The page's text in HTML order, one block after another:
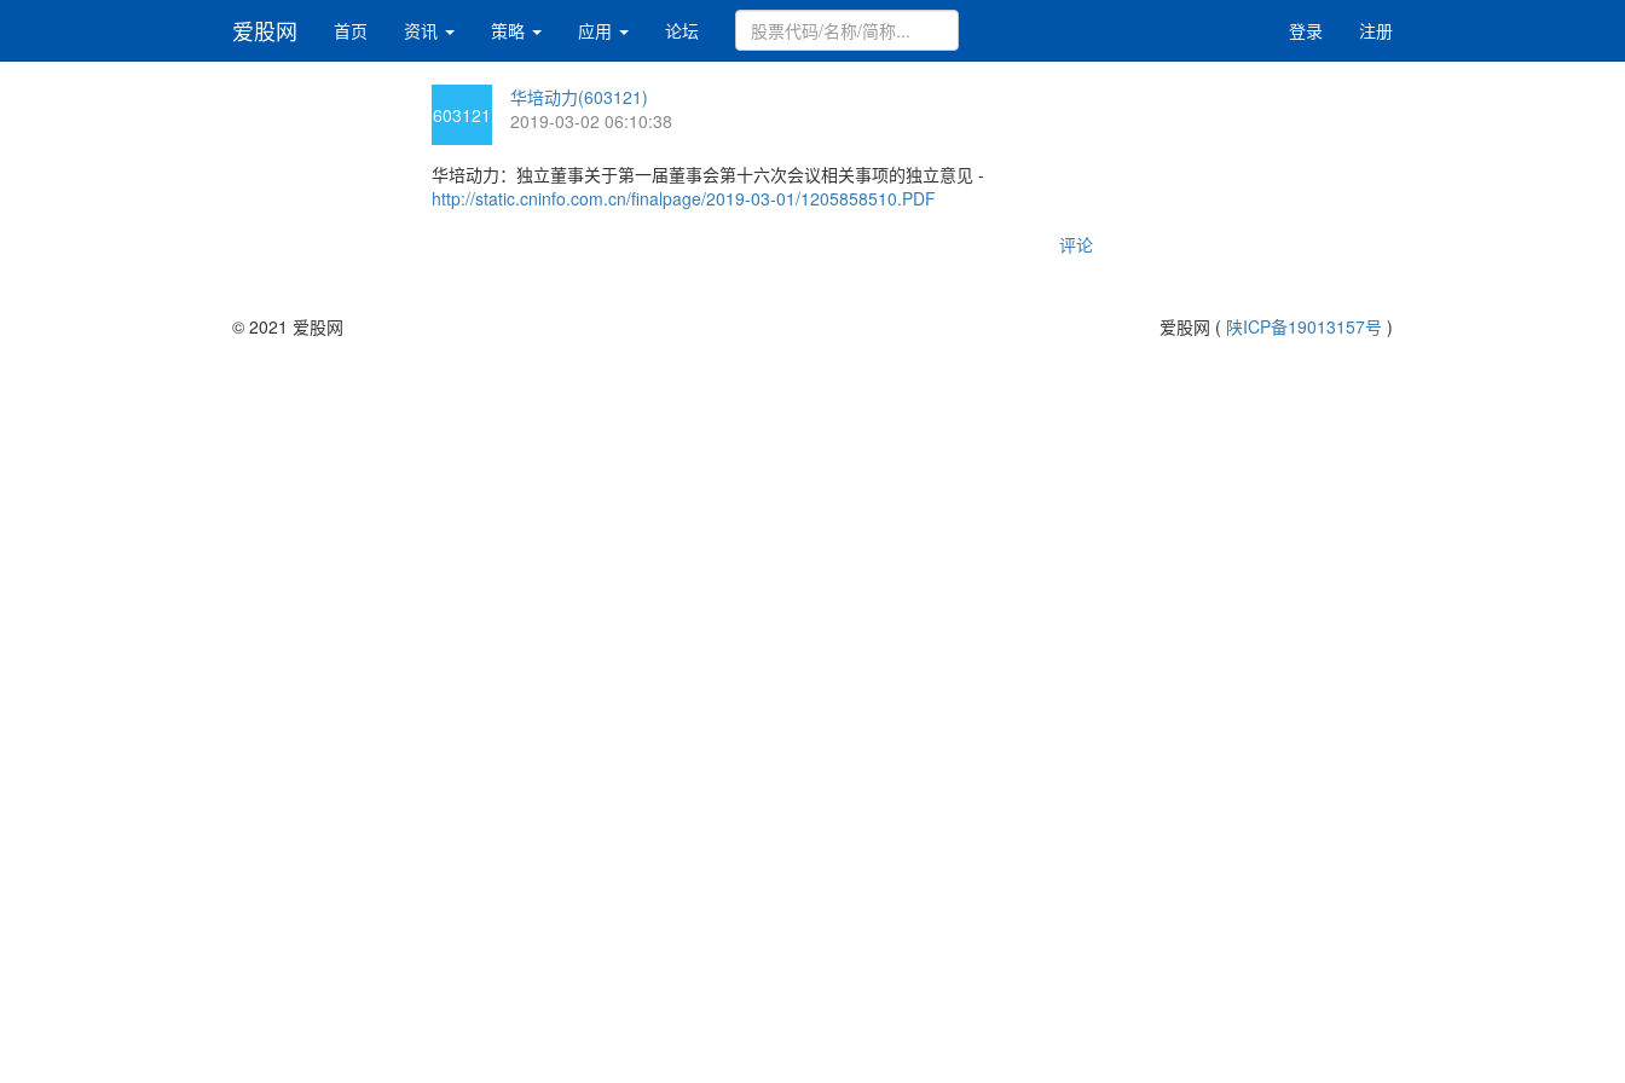
爱股网 首页 资讯 策略 应用 论坛 登录 注册
603121
华培动力(603121)
2019-03-02 06:10:38
华培动力：独立董事关于第一届董事会第十六次会议相关事项的独立意见 -
http://static.cninfo.com.cn/finalpage/2019-03-01/1205858510.PDF
评论
© 2021 爱股网 爱股网 ( 陕ICP备19013157号 )